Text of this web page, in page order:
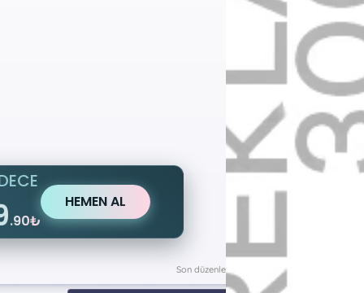
.90₺
HEMEN AL
Son düzenleme: 18 Ara 2021